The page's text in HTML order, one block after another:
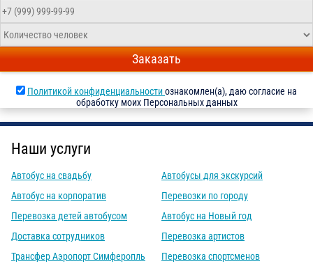
Заказать
Политикой конфиденциальностиознакомлен(а), даю согласие на
обработку моих Персональных данных
Наши услуги
Автобус на свадьбу
Автобус на корпоратив
Перевозка детей автобусом
Доставка сотрудников
Трансфер Аэропорт Симферопль
Автобусы для экскурсий
Перевозки по городу
Автобус на Новый год
Перевозка артистов
Перевозка спортсменов